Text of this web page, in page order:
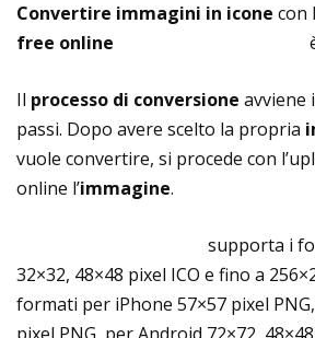
Convertire immagini in icone con
free online
Il processo di conversione avviene
passi. Dopo avere scelto la propria
vuole convertire, si procede con
online l’immagine.
supporta i
32×32, 48×48 pixel ICO e fino a
formati per iPhone 57×57 pixel